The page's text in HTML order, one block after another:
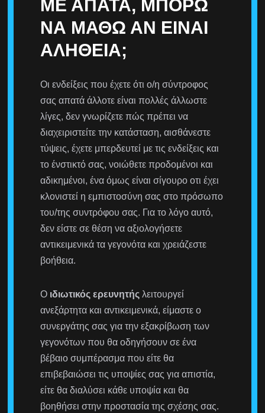
ΜΕ ΑΠΑΤΆ, ΜΠΟΡΏ
ΝΑ ΜΆΘΩ ΑΝ ΕΊΝΑΙ
ΑΛΉΘΕΙΑ;
Οι ενδείξεις που έχετε ότι ο/η σύντροφος
σας απατά άλλοτε είναι πολλές άλλωστε
λίγες, δεν γνωρίζετε πώς πρέπει να
διαχειριστείτε την κατάσταση, αισθάνεστε
τύψεις, έχετε μπερδευτεί με τις ενδείξεις και
το ένστικτό σας, νοιώθετε προδομένοι και
αδικημένοι, ένα όμως είναι σίγουρο οτι έχει
κλονιστεί η εμπιστοσύνη σας στο πρόσωπο
του/της συντρόφου σας. Για το λόγο αυτό,
δεν είστε σε θέση να αξιολογήσετε
αντικειμενικά τα γεγονότα και χρειάζεστε
βοήθεια.
Ο ιδιωτικός ερευνητής λειτουργεί
ανεξάρτητα και αντικειμενικά, είμαστε ο
συνεργάτης σας για την εξακρίβωση των
γεγονότων που θα οδηγήσουν σε ένα
βέβαιο συμπέρασμα που είτε θα
επιβεβαιώσει τις υποψίες σας για απιστία,
είτε θα διαλύσει κάθε υποψία και θα
βοηθήσει στην προστασία της σχέσης σας.